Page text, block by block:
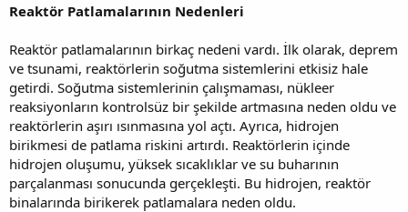
Reaktör Patlamalarının Nedenleri
Reaktör patlamalarının birkaç nedeni vardı. İlk olarak, deprem
ve tsunami, reaktörlerin soğutma sistemlerini etkisiz hale
getirdi. Soğutma sistemlerinin çalışmaması, nükleer
reaksiyonların kontrolsüz bir şekilde artmasına neden oldu ve
reaktörlerin aşırı ısınmasına yol açtı. Ayrıca, hidrojen
birikmesi de patlama riskini artırdı. Reaktörlerin içinde
hidrojen oluşumu, yüksek sıcaklıklar ve su buharının
parçalanması sonucunda gerçekleşti. Bu hidrojen, reaktör
binalarında birikerek patlamalara neden oldu.